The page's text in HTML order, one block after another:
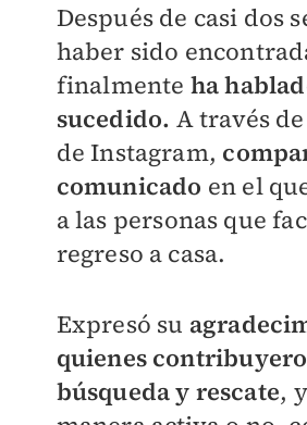
Después de casi dos
haber sido
finalmente ha
sucedido. A través
de Instagram,
comunicado en el
a las personas que
regreso a casa.
Expresó su
quienes
búsqueda y rescate,